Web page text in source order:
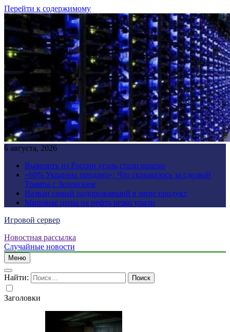
Перейти к содержимому
6 августа, 2026
Вывозить из России уголь стало опасно
«60% Украины продано»: Что скрывалось за сделкой
Трампа с Зеленским
Назван самый подорожавший в мире продукт
Мировые цены на нефть резко упали
Игровой сервер
Новостная рассылка
Случайные новости
Меню
Найти:
Заголовки